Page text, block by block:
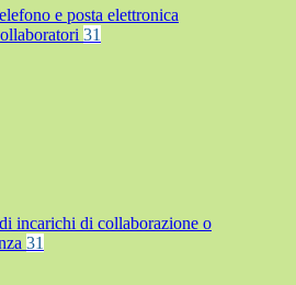
e posta elettronica
31
incarichi di collaborazione o
31